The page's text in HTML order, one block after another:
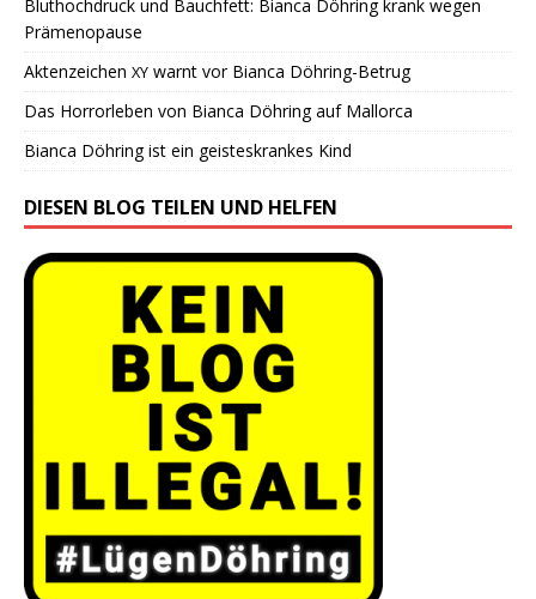
Bluthochdruck und Bauchfett: Bianca Döhring krank wegen
Prämenopause
Aktenzeichen XY warnt vor Bianca Döhring-Betrug
Das Horrorleben von Bianca Döhring auf Mallorca
Bianca Döhring ist ein geisteskrankes Kind
DIESEN BLOG TEILEN UND HELFEN